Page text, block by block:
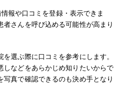
報や口コミを登録・表示できま
さんを呼び込める可能性が高まり
選ぶ際に口コミを参考にします。
しなどをあらかじめ知りたいからで
真で確認できるのも決め手となり